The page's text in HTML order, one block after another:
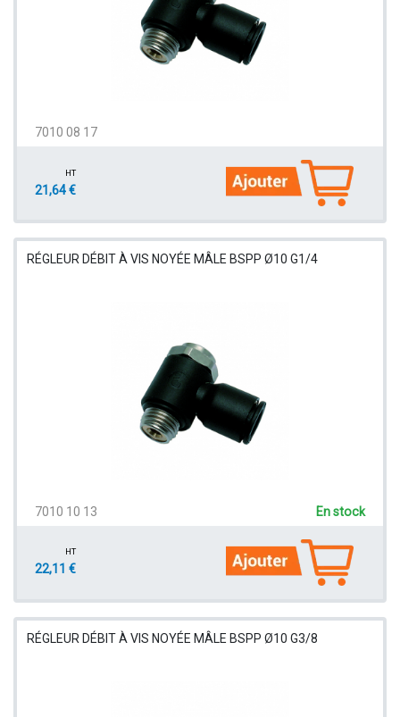
7010 08 17
HT
21,64 €
RÉGLEUR DÉBIT À VIS NOYÉE MÂLE BSPP Ø10 G1/4
7010 10 13 En stock
HT
22,11 €
RÉGLEUR DÉBIT À VIS NOYÉE MÂLE BSPP Ø10 G3/8